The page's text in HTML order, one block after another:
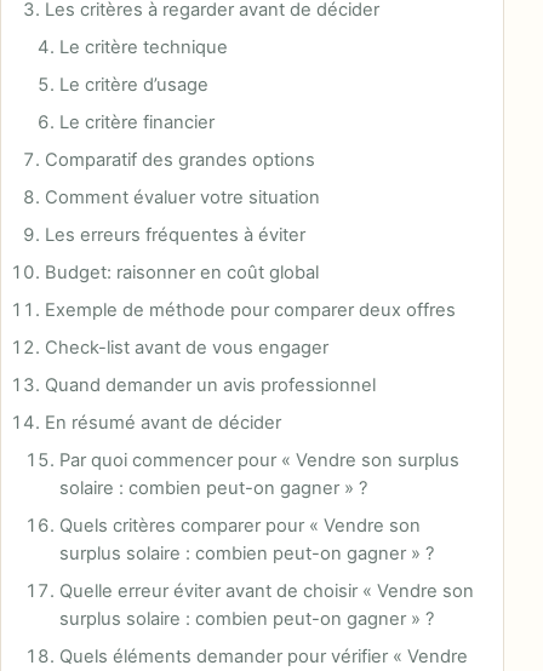
Les critères à regarder avant de décider
Le critère technique
Le critère d’usage
Le critère financier
Comparatif des grandes options
Comment évaluer votre situation
Les erreurs fréquentes à éviter
Budget: raisonner en coût global
Exemple de méthode pour comparer deux offres
Check-list avant de vous engager
Quand demander un avis professionnel
En résumé avant de décider
Par quoi commencer pour « Vendre son surplus
solaire : combien peut-on gagner » ?
Quels critères comparer pour « Vendre son
surplus solaire : combien peut-on gagner » ?
Quelle erreur éviter avant de choisir « Vendre son
surplus solaire : combien peut-on gagner » ?
Quels éléments demander pour vérifier « Vendre